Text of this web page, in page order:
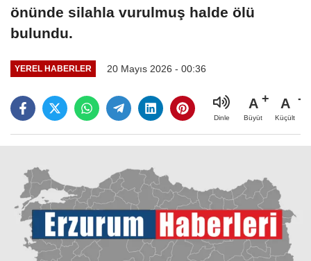
önünde silahla vurulmuş halde ölü
bulundu.
YEREL HABERLER 20 Mayıs 2026 - 00:36
Dinle
A
Büyüt
A
Küçült